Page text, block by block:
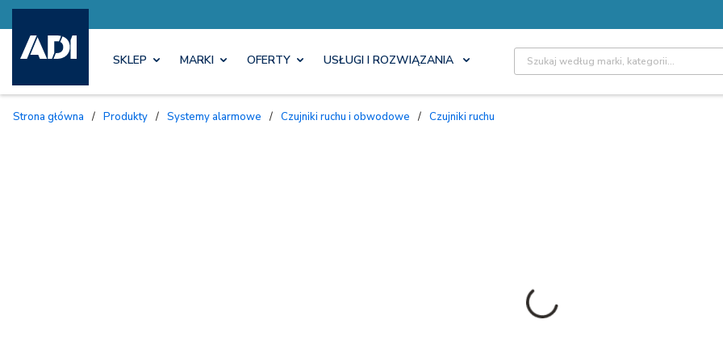
SKLEP MARKI OFERTY USŁUGI I ROZWIĄZANIA Site Search
Strona główna / Produkty / Systemy alarmowe / Czujniki ruchu i obwodowe / Czujniki ruchu